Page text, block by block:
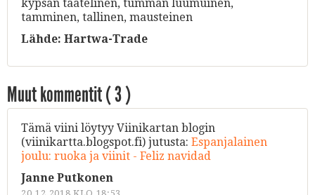
kypsän taatelinen, tumman luumuinen,
tamminen, tallinen, mausteinen
Lähde: Hartwa-Trade
Muut kommentit (3)
Tämä viini löytyy Viinikartan blogin
(viinikartta.blogspot.fi) jutusta: Espanjalainen
joulu: ruoka ja viinit - Feliz navidad
Janne Putkonen